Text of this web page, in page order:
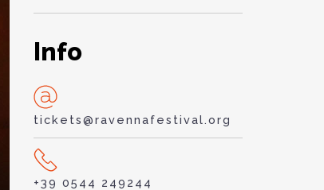
Info
tickets@ravennafestival.org
+39 0544 249244